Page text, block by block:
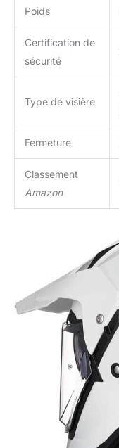
Poids
Certification de
sécurité
Type de visière
Fermeture
Classement
Amazon